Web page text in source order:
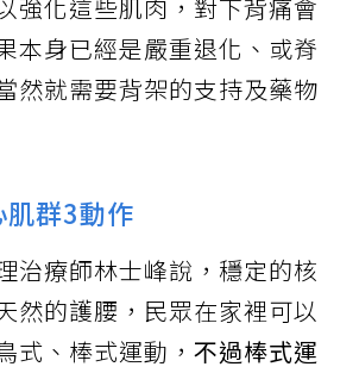
強化這些肌肉，對下背痛會
本身已經是嚴重退化、或脊
然就需要背架的支持及藥物
群3動作
治療師林士峰說，穩定的核
然的護腰，民眾在家裡可以
式、棒式運動， 不過棒式運